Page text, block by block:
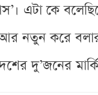
এটা কে
নতুন করে
দু’জনের